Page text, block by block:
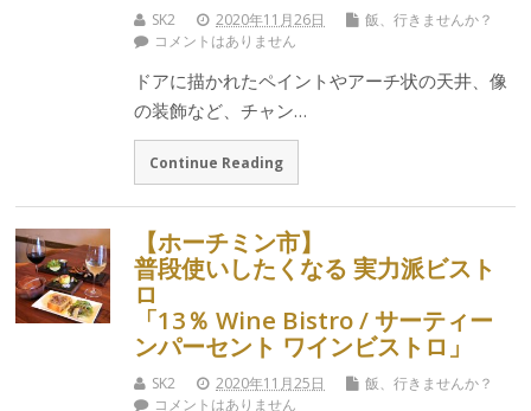
SK2 2020年11月26日
飯、行きませんか？
コメントはありません
ドアに描かれたペイントやアーチ状の天井、像
の装飾など、チャン…
Continue Reading
【ホーチミン市】
普段使いしたくなる 実力派ビスト
ロ
「13％ Wine Bistro / サーティー
ンパーセント ワインビストロ」
SK2 2020年11月25日
飯、行きませんか？
コメントはありません